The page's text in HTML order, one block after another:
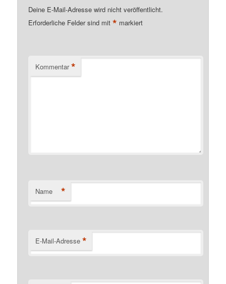
Deine E-Mail-Adresse wird nicht veröffentlicht.
Erforderliche Felder sind mit* markiert
Kommentar *
Name *
E-Mail-Adresse *